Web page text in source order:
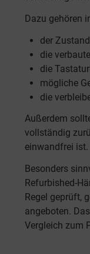
Dazu gehören
der
die
die
mögliche
die
Außerdem
vollständig
einwandfrei ist.
Besonders
Refurbished-
Regel geprüft,
angeboten.
Vergleich zum